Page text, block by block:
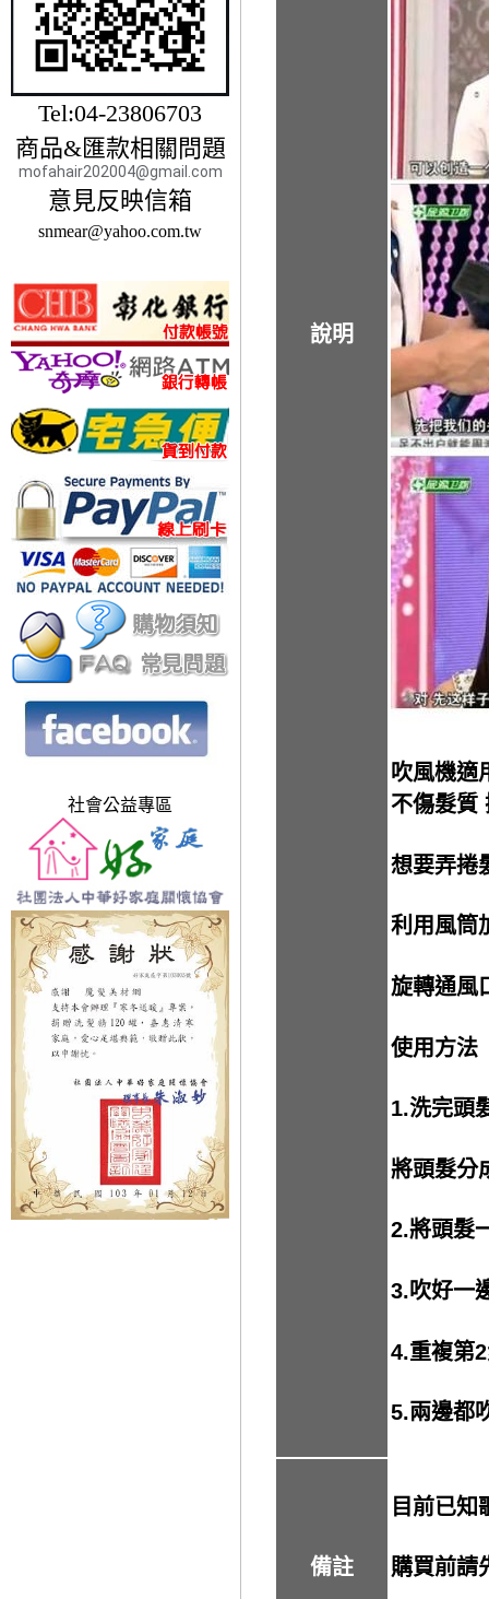
Tel:04-23806703
商品&匯款相關問題
mofahair202004@gmail.com
意見反映信箱
snmear@yahoo.com.tw
社會公益專區
說明
吹風機適
不傷髮質
想要弄捲
利用風筒
旋轉通風
使用方法
1.洗完頭
將頭髮分
2.將頭髮
3.吹好一
4.重複第
5.兩邊都
備註
目前已知
購買前請